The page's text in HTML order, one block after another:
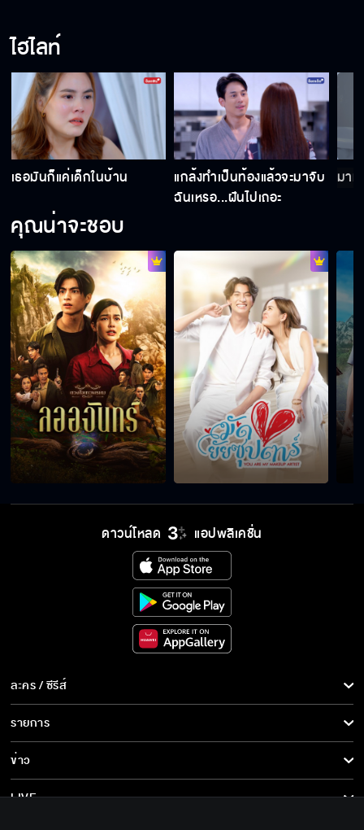
ขอปฏิเสธ
ต้องพิสูจน์ตัวเองให้คนอื่นเห็น
จะฝากชีวิตไว้ได้จริงเหรอ
มันจะเป็นตราบาปในชีวิตฉัน
คุณวาจะตรวจเองหรืออยากให้กั๊ตตรวจให้
ลูกชายคุณเป็นคนโกหกตอแหล
เราไม่มีทางท้อง
คุณมันมักมากและก็มักง่าย
ไฮไลท์
เธอมันก็แค่เด็กในบ้าน
แกล้งทำเป็นท้องแล้วจะมาจับ
ฉันเหรอ...ฝันไปเถอะ
มาท
คุณน่าจะชอบ
ดาวน์โหลด แอปพลิเคชั่น
ละคร / ซีรีส์
ละคร/ซีรีส์
ซีรีส์นานาชาติ
การ์ตูน & เกม
รายการ
รายการทั้งหมด
ข่าว
ข่าวทั้งหมด
LIVE